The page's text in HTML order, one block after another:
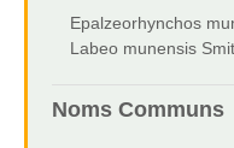
Epalzeorhynchos
Labeo munensis
Noms Communs